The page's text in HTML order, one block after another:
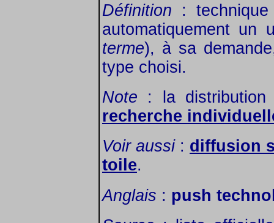
Définition :
automatiquement
terme), à sa
type choisi.
Note : la distribution
recherche
Voir aussi: diffusion
toile.
Anglais : push